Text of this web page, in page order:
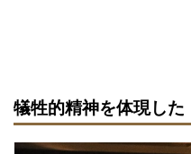
犠牲的精神を体現した